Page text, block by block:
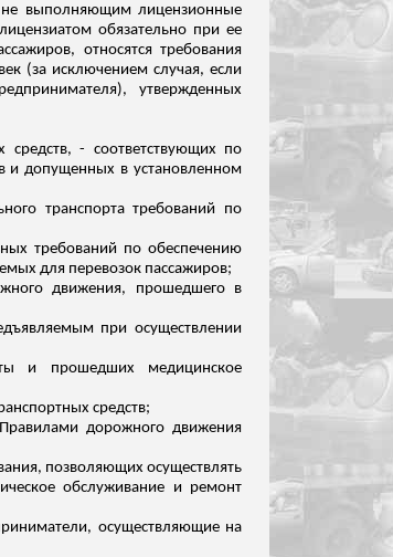
не выполняющим лицензионные
обязательно при ее
относятся требования
(за исключением случая, если
утвержденных
- соответствующих по
и допущенных в установленном
транспорта требований по
требований по обеспечению
для перевозок пассажиров;
движения, прошедшего в
при осуществлении
и прошедших медицинское
средств;
дорожного движения
позволяющих осуществлять
обслуживание и ремонт
осуществляющие на